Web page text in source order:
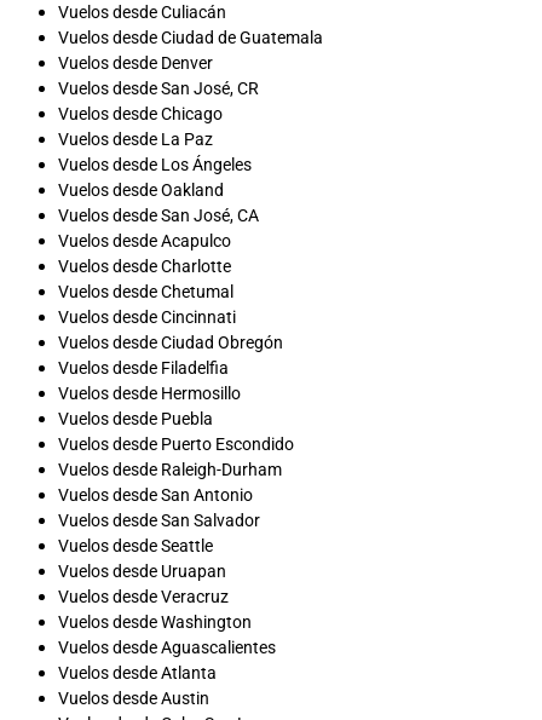
Vuelos desde Culiacán
Vuelos desde Ciudad de Guatemala
Vuelos desde Denver
Vuelos desde San José, CR
Vuelos desde Chicago
Vuelos desde La Paz
Vuelos desde Los Ángeles
Vuelos desde Oakland
Vuelos desde San José, CA
Vuelos desde Acapulco
Vuelos desde Charlotte
Vuelos desde Chetumal
Vuelos desde Cincinnati
Vuelos desde Ciudad Obregón
Vuelos desde Filadelfia
Vuelos desde Hermosillo
Vuelos desde Puebla
Vuelos desde Puerto Escondido
Vuelos desde Raleigh-Durham
Vuelos desde San Antonio
Vuelos desde San Salvador
Vuelos desde Seattle
Vuelos desde Uruapan
Vuelos desde Veracruz
Vuelos desde Washington
Vuelos desde Aguascalientes
Vuelos desde Atlanta
Vuelos desde Austin